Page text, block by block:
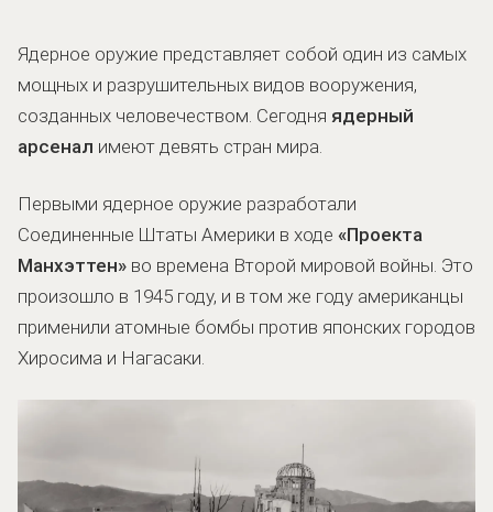
Ядерное оружие представляет собой один из самых
мощных и разрушительных видов вооружения,
созданных человечеством. Сегодня ядерный
арсенал имеют девять стран мира.
Первыми ядерное оружие разработали
Соединенные Штаты Америки в ходе «Проекта
Манхэттен» во времена Второй мировой войны. Это
произошло в 1945 году, и в том же году американцы
применили атомные бомбы против японских городов
Хиросима и Нагасаки.